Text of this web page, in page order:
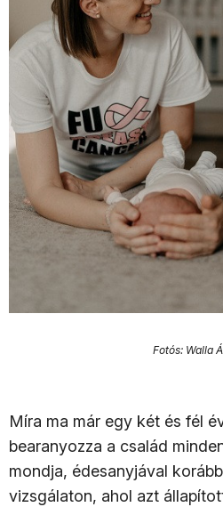
Fotós: Walla
Míra ma már egy két és fél
bearanyozza a család
mondja, édesanyjával
vizsgálaton, ahol azt